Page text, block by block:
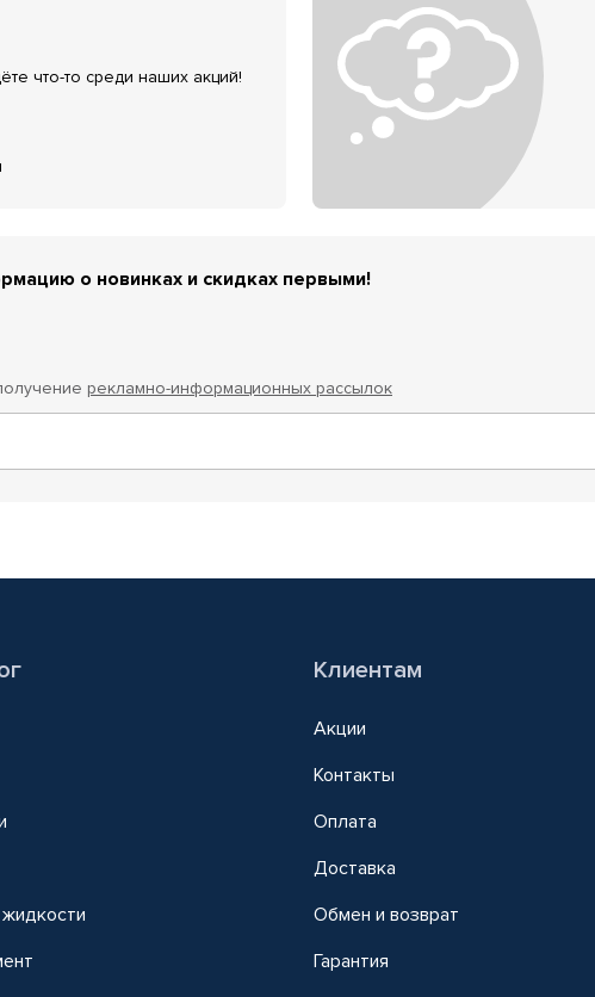
что-то среди наших акций!
о новинках и скидках первыми!
рекламно-информационных рассылок
Клиентам
Акции
Контакты
Оплата
Доставка
Обмен и возврат
Гарантия